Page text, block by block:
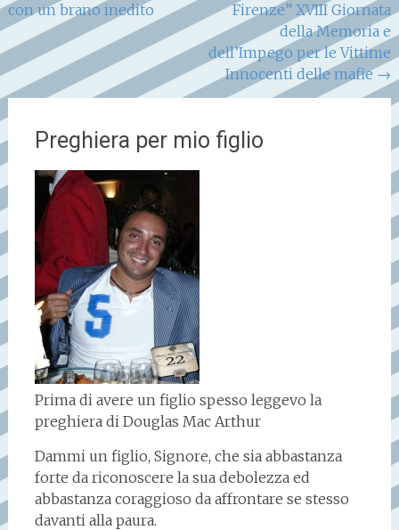
articoli
con un brano inedito
Firenze” XVIII Giornata
della Memoria e
dell’Impego per le Vittime
Innocenti delle mafie→
Preghiera per mio figlio
Prima di avere un figlio spesso leggevo la
preghiera di Douglas Mac Arthur
Dammi un figlio, Signore, che sia abbastanza
forte da riconoscere la sua debolezza ed
abbastanza coraggioso da affrontare se stesso
davanti alla paura.